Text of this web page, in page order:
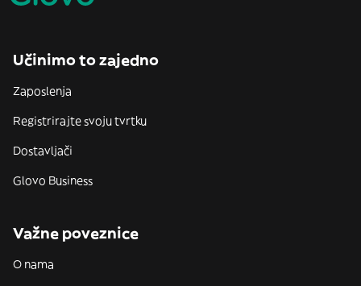
Učinimo to zajedno
Zaposlenja
Registrirajte svoju tvrtku
Dostavljači
Glovo Business
Važne poveznice
O nama